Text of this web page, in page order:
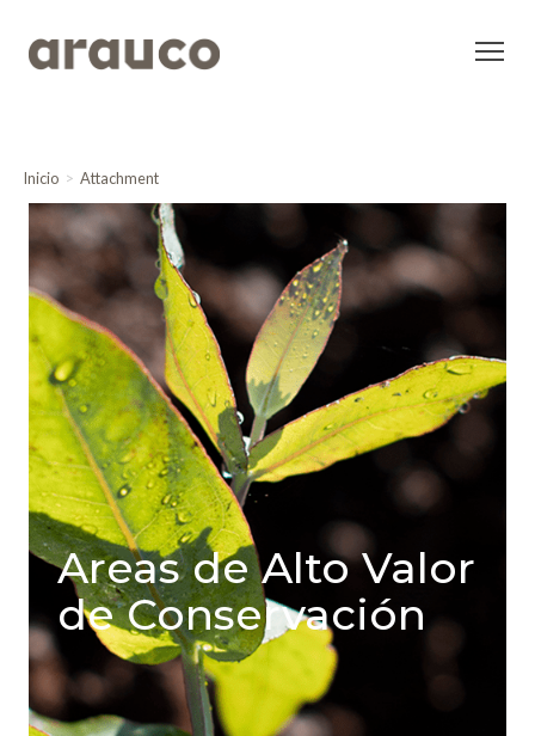
Inicio Attachment
Areas de Alto Valor
de Conservación